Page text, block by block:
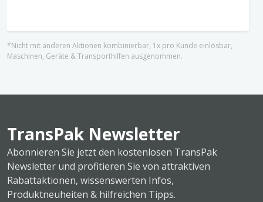
*Nicht mit anderen Aktionen kombinierbar, 1x pro Kunde einlösbar,
Maschinen, Geräte & Transporthilfen ausgenommen.
TransPak Newsletter
Abonnieren Sie jetzt den kostenlosen TransPak
Newsletter und profitieren Sie von attraktiven
Rabattaktionen, wissenswerten Infos,
Produktneuheiten & hilfreichen Tipps.